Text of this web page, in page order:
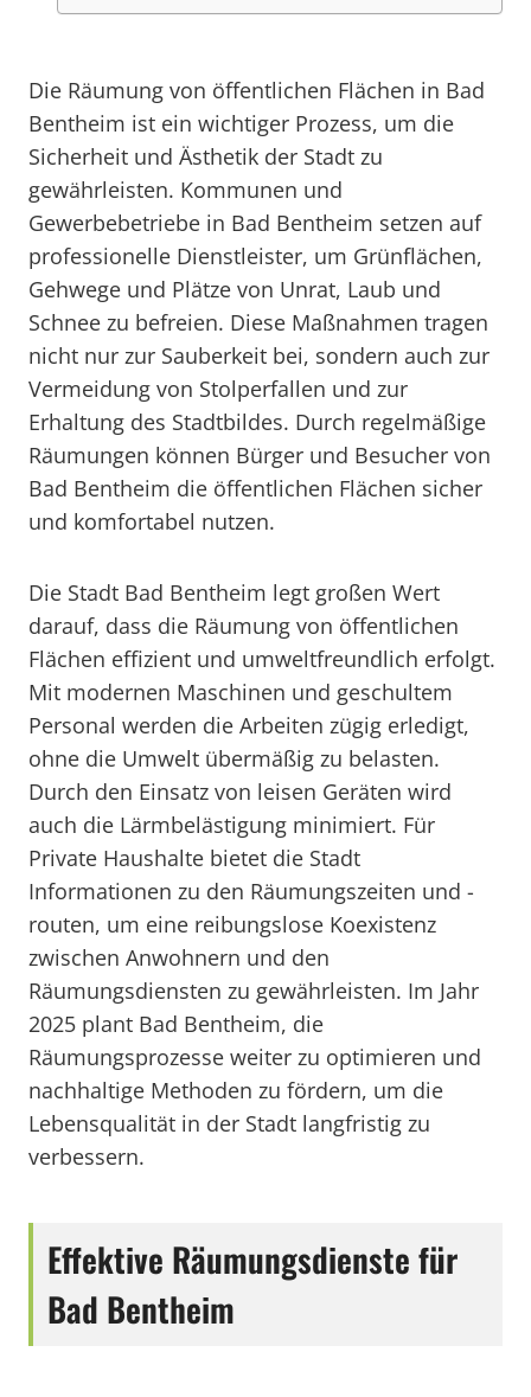
Die Räumung von öffentlichen Flächen in Bad
Bentheim ist ein wichtiger Prozess, um die
Sicherheit und Ästhetik der Stadt zu
gewährleisten. Kommunen und
Gewerbebetriebe in Bad Bentheim setzen auf
professionelle Dienstleister, um Grünflächen,
Gehwege und Plätze von Unrat, Laub und
Schnee zu befreien. Diese Maßnahmen tragen
nicht nur zur Sauberkeit bei, sondern auch zur
Vermeidung von Stolperfallen und zur
Erhaltung des Stadtbildes. Durch regelmäßige
Räumungen können Bürger und Besucher von
Bad Bentheim die öffentlichen Flächen sicher
und komfortabel nutzen.
Die Stadt Bad Bentheim legt großen Wert
darauf, dass die Räumung von öffentlichen
Flächen effizient und umweltfreundlich erfolgt.
Mit modernen Maschinen und geschultem
Personal werden die Arbeiten zügig erledigt,
ohne die Umwelt übermäßig zu belasten.
Durch den Einsatz von leisen Geräten wird
auch die Lärmbelästigung minimiert. Für
Private Haushalte bietet die Stadt
Informationen zu den Räumungszeiten und -
routen, um eine reibungslose Koexistenz
zwischen Anwohnern und den
Räumungsdiensten zu gewährleisten. Im Jahr
2025 plant Bad Bentheim, die
Räumungsprozesse weiter zu optimieren und
nachhaltige Methoden zu fördern, um die
Lebensqualität in der Stadt langfristig zu
verbessern.
Effektive Räumungsdienste für
Bad Bentheim